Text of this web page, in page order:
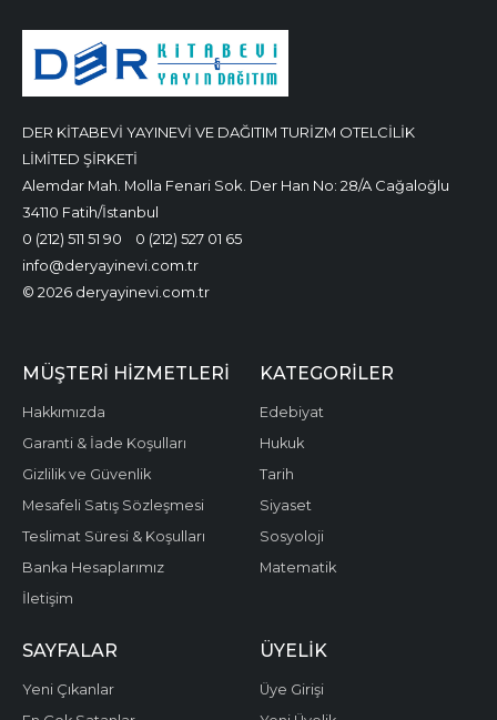
DER KİTABEVİ YAYINEVİ VE DAĞITIM TURİZM OTELCİLİK
LİMİTED ŞİRKETİ
Alemdar Mah. Molla Fenari Sok. Der Han No: 28/A Cağaloğlu
34110 Fatih/İstanbul
0 (212) 511 51 90
0 (212) 527 01 65
info@deryayinevi.com.tr
© 2026 deryayinevi.com.tr
MÜŞTERI HIZMETLERI
Hakkımızda
Garanti & İade Koşulları
Gizlilik ve Güvenlik
Mesafeli Satış Sözleşmesi
Teslimat Süresi & Koşulları
Banka Hesaplarımız
İletişim
KATEGORILER
Edebiyat
Hukuk
Tarih
Siyaset
Sosyoloji
Matematik
SAYFALAR
Yeni Çıkanlar
ÜYELIK
Üye Girişi